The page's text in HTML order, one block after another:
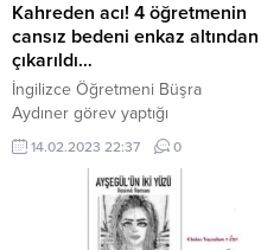
Kahreden acı! 4 öğretmenin
cansız bedeni enkaz altından
çıkarıldı…
İngilizce Öğretmeni Büşra
Aydıner görev yaptığı
Gaziantep’in İslahiye ilçesinde
yakalandığı depremde hayatını
kaybetti. Öğretmenlerden Gülşen
Köylü (25) Hatay’ın Kırıkhan
ilçesinde depremde yıkılan evde,
14.02.2023 22:37 0